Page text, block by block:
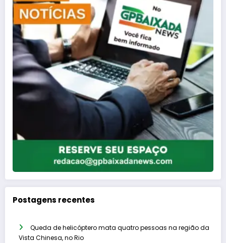
Postagens recentes
Queda de helicóptero mata quatro pessoas na região da
Vista Chinesa, no Rio